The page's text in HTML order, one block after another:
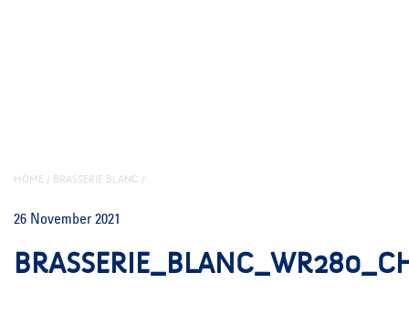
HOME / BRASSERIE BLANC /
26 November 2021